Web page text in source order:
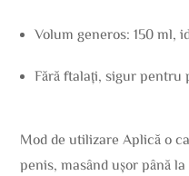
Volum generos: 150 ml,
Fără ftalați, sigur pentru
Mod de utilizare Aplică o
penis, masând ușor până